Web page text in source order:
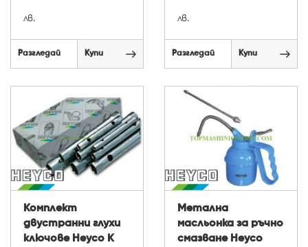
лв.
Разгледай Купи
лв.
Разгледай Купи
Комплект
двустранни глухи
ключове Heyco K
Метална
масльонка за ръчно
смазване Heyco